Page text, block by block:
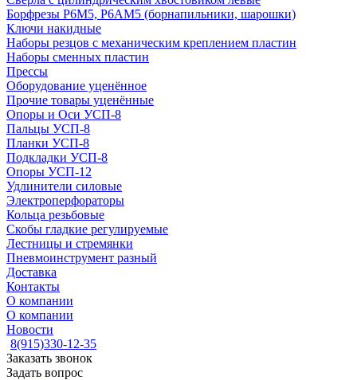
Борфрезы Р6М5, Р6АМ5 (борнапильники, шарошки)
Ключи накидные
Наборы резцов с механическим креплением пластин
Наборы сменных пластин
Прессы
Оборудование уценённое
Прочие товары уценённые
Опоры и Оси УСП-8
Пальцы УСП-8
Планки УСП-8
Подкладки УСП-8
Опоры УСП-12
Удлинители силовые
Электроперфораторы
Кольца резьбовые
Скобы гладкие регулируемые
Лестницы и стремянки
Пневмоинструмент разный
Доставка
Контакты
О компании
О компании
Новости
8(915)330-12-35
Заказать звонок
Задать вопрос